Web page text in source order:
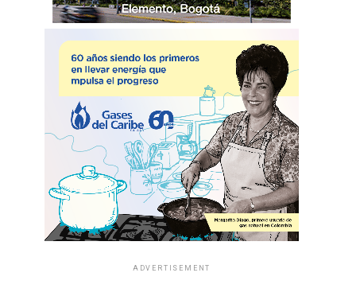
ADVERTISEMENT